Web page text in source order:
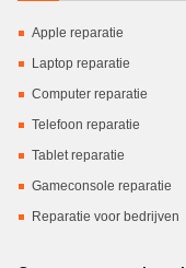
Apple reparatie
Laptop reparatie
Computer reparatie
Telefoon reparatie
Tablet reparatie
Gameconsole reparatie
Reparatie voor bedrijven